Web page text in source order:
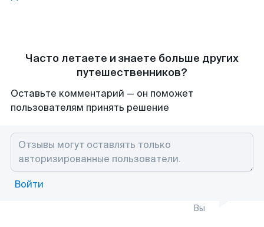
Часто летаете и знаете больше других
путешественников?
Оставьте комментарий — он поможет
пользователям принять решение
Войти
Вы